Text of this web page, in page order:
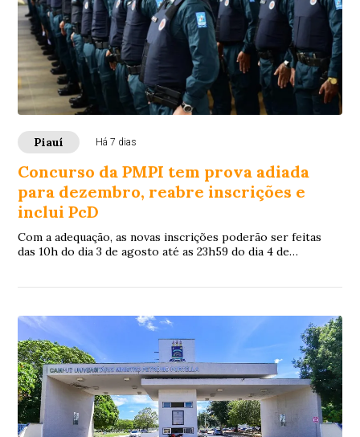
Piauí Há 7 dias
Concurso da PMPI tem prova adiada
para dezembro, reabre inscrições e
inclui PcD
Com a adequação, as novas inscrições poderão ser feitas
das 10h do dia 3 de agosto até as 23h59 do dia 4 de